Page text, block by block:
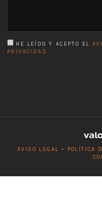
HE LEÍDO Y ACEPTO EL
PRIVACIDAD
AVISO LEGAL - POLÍTICA